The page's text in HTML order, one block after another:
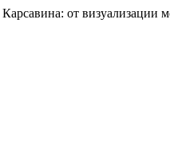
от визуализации